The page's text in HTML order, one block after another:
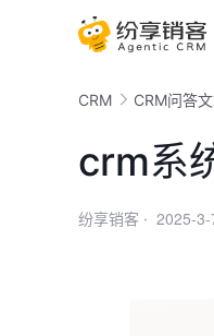
CRM CRM问答
crm系
纷享销客 · 2025-